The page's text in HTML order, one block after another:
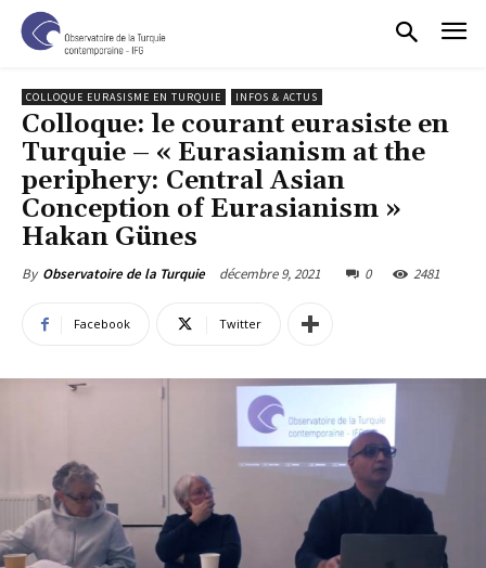
COLLOQUE EURASISME EN TURQUIE INFOS & ACTUS
Colloque: le courant eurasiste en
Turquie – « Eurasianism at the
periphery: Central Asian
Conception of Eurasianism »
Hakan Günes
By Observatoire de la Turquie décembre 9, 2021 0 2481
Facebook Twitter